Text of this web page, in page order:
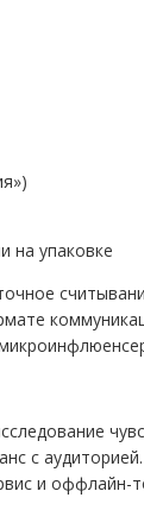
на упаковке
с
и оффлайн-